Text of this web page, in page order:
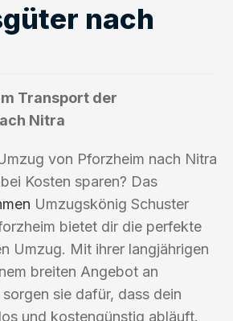
nach
Transport der
Nitra
von Pforzheim nach Nitra
Kosten sparen? Das
Umzugskönig Schuster
bietet dir die perfekte
Umzug. Mit ihrer langjährigen
breiten Angebot an
sie dafür, dass dein
und kostengünstig abläuft.